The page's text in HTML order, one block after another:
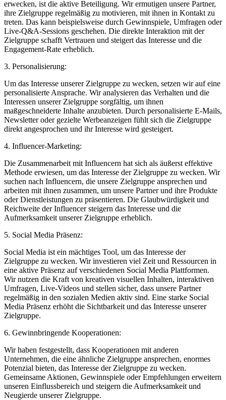
erwecken, ist die aktive Beteiligung. Wir ermutigen unsere Partner,
ihre Zielgruppe regelmäßig zu motivieren, mit ihnen in Kontakt zu
treten. Das kann beispielsweise durch Gewinnspiele, Umfragen oder
Live-Q&A-Sessions geschehen. Die direkte Interaktion mit der
Zielgruppe schafft Vertrauen und steigert das Interesse und die
Engagement-Rate erheblich.
3. Personalisierung:
Um das Interesse unserer Zielgruppe zu wecken, setzen wir auf eine
personalisierte Ansprache. Wir analysieren das Verhalten und die
Interessen unserer Zielgruppe sorgfältig, um ihnen
maßgeschneiderte Inhalte anzubieten. Durch personalisierte E-Mails,
Newsletter oder gezielte Werbeanzeigen fühlt sich die Zielgruppe
direkt angesprochen und ihr Interesse wird gesteigert.
4. Influencer-Marketing:
Die Zusammenarbeit mit Influencern hat sich als äußerst effektive
Methode erwiesen, um das Interesse der Zielgruppe zu wecken. Wir
suchen nach Influencern, die unsere Zielgruppe ansprechen und
arbeiten mit ihnen zusammen, um unsere Partner und ihre Produkte
oder Dienstleistungen zu präsentieren. Die Glaubwürdigkeit und
Reichweite der Influencer steigern das Interesse und die
Aufmerksamkeit unserer Zielgruppe erheblich.
5. Social Media Präsenz:
Social Media ist ein mächtiges Tool, um das Interesse der
Zielgruppe zu wecken. Wir investieren viel Zeit und Ressourcen in
eine aktive Präsenz auf verschiedenen Social Media Plattformen.
Wir nutzen die Kraft von kreativen visuellen Inhalten, interaktiven
Umfragen, Live-Videos und stellen sicher, dass unsere Partner
regelmäßig in den sozialen Medien aktiv sind. Eine starke Social
Media Präsenz erhöht die Sichtbarkeit und das Interesse unserer
Zielgruppe.
6. Gewinnbringende Kooperationen:
Wir haben festgestellt, dass Kooperationen mit anderen
Unternehmen, die eine ähnliche Zielgruppe ansprechen, enormes
Potenzial bieten, das Interesse der Zielgruppe zu wecken.
Gemeinsame Aktionen, Gewinnspiele oder Empfehlungen erweitern
unseren Einflussbereich und steigern die Aufmerksamkeit und
Neugierde unserer Zielgruppe.